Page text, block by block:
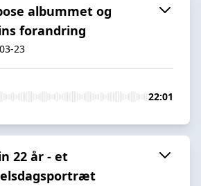
albummet og
forandring
23
22:01
22 år - et